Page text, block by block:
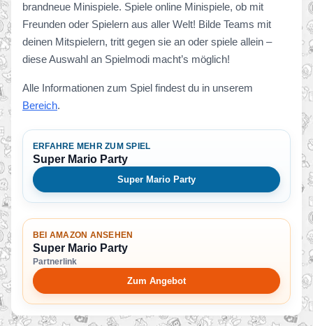
brandneue Minispiele. Spiele online Minispiele, ob mit
Freunden oder Spielern aus aller Welt! Bilde Teams mit
deinen Mitspielern, tritt gegen sie an oder spiele allein –
diese Auswahl an Spielmodi macht’s möglich!
Alle Informationen zum Spiel findest du in unserem
Bereich.
ERFAHRE MEHR ZUM SPIEL
Super Mario Party
Super Mario Party
BEI AMAZON ANSEHEN
Super Mario Party
Partnerlink
Zum Angebot